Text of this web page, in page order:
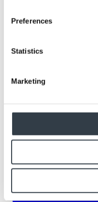
Preferences
Statistics
Marketing